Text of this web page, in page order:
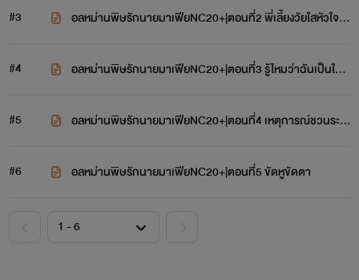
#3
อลหม่านพิษรักนายมาเฟียNC20+|ตอนที่2 พี่เลี้ยงวัยใสหัวใจให
#4
อลหม่านพิษรักนายมาเฟียNC20+|ตอนที่3 รู้ไหมว่าฉันเป็นใค
#5
อลหม่านพิษรักนายมาเฟียNC20+|ตอนที่4 เหตุการณ์ชวนระทึ
#6
อลหม่านพิษรักนายมาเฟียNC20+|ตอนที่5 ขัดหูขัดตา